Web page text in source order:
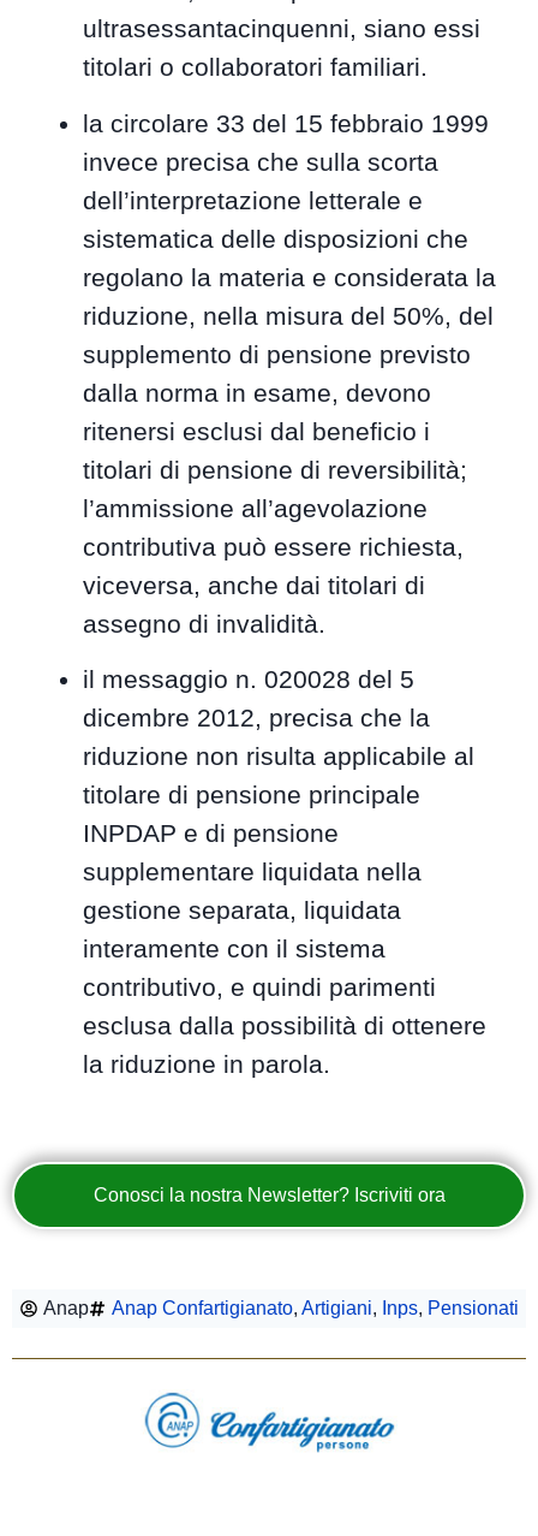
ultrasessantacinquenni, siano essi
titolari o collaboratori familiari.
la circolare 33 del 15 febbraio 1999
invece precisa che sulla scorta
dell’interpretazione letterale e
sistematica delle disposizioni che
regolano la materia e considerata la
riduzione, nella misura del 50%, del
supplemento di pensione previsto
dalla norma in esame, devono
ritenersi esclusi dal beneficio i
titolari di pensione di reversibilità;
l’ammissione all’agevolazione
contributiva può essere richiesta,
viceversa, anche dai titolari di
assegno di invalidità.
il messaggio n. 020028 del 5
dicembre 2012, precisa che la
riduzione non risulta applicabile al
titolare di pensione principale
INPDAP e di pensione
supplementare liquidata nella
gestione separata, liquidata
interamente con il sistema
contributivo, e quindi parimenti
esclusa dalla possibilità di ottenere
la riduzione in parola.
Conosci la nostra Newsletter? Iscriviti ora
Anap Anap Confartigianato, Artigiani, Inps, Pensionati